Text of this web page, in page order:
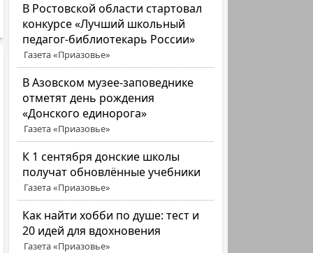
В Ростовской области стартовал
конкурсе «Лучший школьный
педагог-библиотекарь России»
Газета «Приазовье»
В Азовском музее-заповеднике
отметят день рождения
«Донского единорога»
Газета «Приазовье»
К 1 сентября донские школы
получат обновлённые учебники
Газета «Приазовье»
Как найти хобби по душе: тест и
20 идей для вдохновения
Газета «Приазовье»